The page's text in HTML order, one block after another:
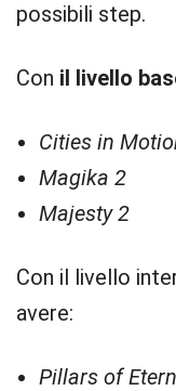
possibili step.
Con il livello
Cities in
Magika 2
Majesty 2
Con il livello
avere:
Pillars of